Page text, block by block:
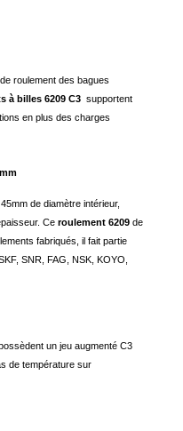
roulement des bagues
à billes 6209 C3 supportent
en plus des charges
de diamètre intérieur,
Ce roulement 6209 de
fabriqués, il fait partie
SNR, FAG, NSK, KOYO,
un jeu augmenté C3
de température sur